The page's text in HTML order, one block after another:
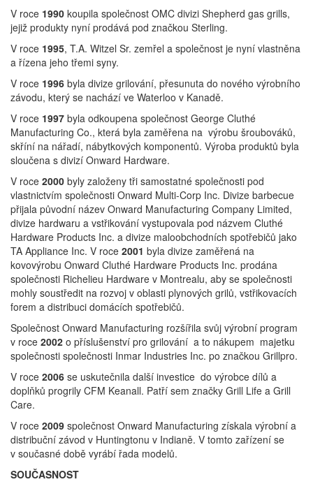
V roce 1990 koupila společnost OMC divizi Shepherd gas grills,
jejiž produkty nyní prodává pod značkou Sterling.
V roce 1995, T.A. Witzel Sr. zemřel a společnost je nyní vlastněna
a řízena jeho třemi syny.
V roce 1996 byla divize grilování, přesunuta do nového výrobního
závodu, který se nachází ve Waterloo v Kanadě.
V roce 1997 byla odkoupena společnost George Cluthé
Manufacturing Co., která byla zaměřena na výrobu šroubováků,
skříní na nářadí, nábytkových komponentů. Výroba produktů byla
sloučena s divizí Onward Hardware.
V roce 2000 byly založeny tři samostatné společnosti pod
vlastnictvím společnosti Onward Multi-Corp Inc. Divize barbecue
přijala původní název Onward Manufacturing Company Limited,
divize hardwaru a vstřikování vystupovala pod názvem Cluthé
Hardware Products Inc. a divize maloobchodních spotřebičů jako
TA Appliance Inc. V roce 2001 byla divize zaměřená na
kovovýrobu Onward Cluthé Hardware Products Inc. prodána
společnosti Richelieu Hardware v Montrealu, aby se společnosti
mohly soustředit na rozvoj v oblasti plynových grilů, vstřikovacích
forem a distribuci domácích spotřebičů.
Společnost Onward Manufacturing rozšířila svůj výrobní program
v roce 2002 o příslušenství pro grilování a to nákupem majetku
společnosti společnosti Inmar Industries Inc. po značkou Grillpro.
V roce 2006 se uskutečnila další investice do výrobce dílů a
doplňků progrily CFM Keanall. Patří sem značky Grill Life a Grill
Care.
V roce 2009 společnost Onward Manufacturing získala výrobní a
distribuční závod v Huntingtonu v Indianě. V tomto zařízení se
v současné době vyrábí řada modelů.
SOUČASNOST